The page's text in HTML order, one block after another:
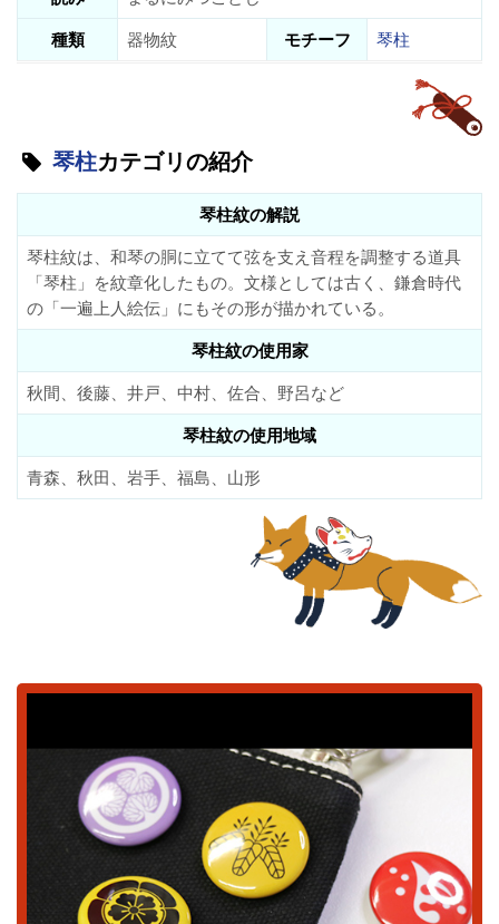
種類
器物紋 モチーフ 琴柱
琴柱カテゴリの紹介
琴柱紋の解説
琴柱紋は、和琴の胴に立てて弦を支え音程を調整する道具
「琴柱」を紋章化したもの。文様としては古く、鎌倉時代
の「一遍上人絵伝」にもその形が描かれている。
琴柱紋の使用家
秋間、後藤、井戸、中村、佐合、野呂など
琴柱紋の使用地域
青森、秋田、岩手、福島、山形